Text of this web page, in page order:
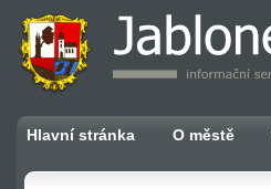
Hlavní stránka O městě